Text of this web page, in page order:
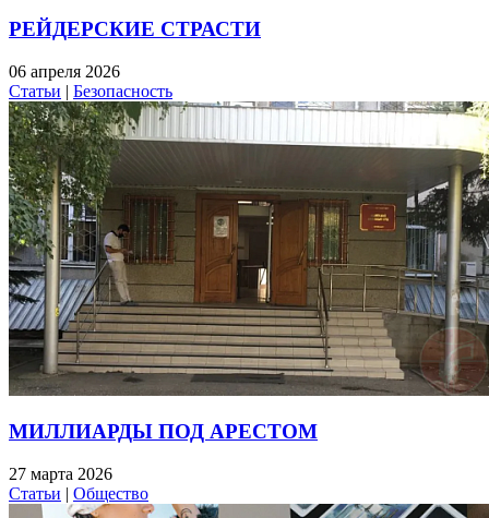
РЕЙДЕРСКИЕ СТРАСТИ
06 апреля 2026
Статьи | Безопасность
МИЛЛИАРДЫ ПОД АРЕСТОМ
27 марта 2026
Статьи | Общество